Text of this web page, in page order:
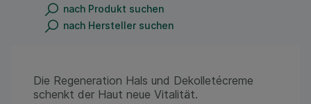
nach Produkt suchen
nach Hersteller suchen
Die Regeneration Hals und Dekolletécreme
schenkt der Haut neue Vitalität.